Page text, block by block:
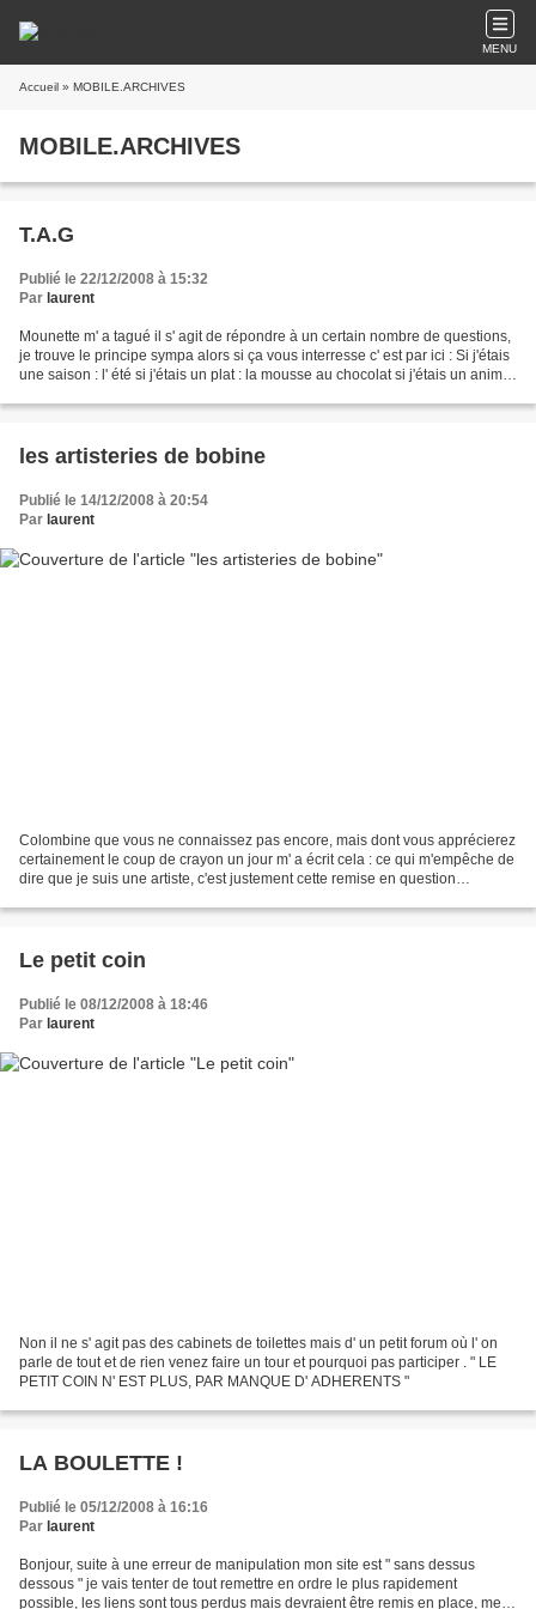
MENU
Accueil » MOBILE.ARCHIVES
MOBILE.ARCHIVES
T.A.G
Publié le 22/12/2008 à 15:32
Par laurent
Mounette m' a tagué il s' agit de répondre à un certain nombre de questions,
je trouve le principe sympa alors si ça vous interresse c' est par ici : Si j'étais
une saison : l' été si j'étais un plat : la mousse au chocolat si j'étais un animal
les artisteries de bobine
Publié le 14/12/2008 à 20:54
Par laurent
Colombine que vous ne connaissez pas encore, mais dont vous apprécierez
certainement le coup de crayon un jour m' a écrit cela : ce qui m'empêche de
dire que je suis une artiste, c'est justement cette remise en question
Le petit coin
Publié le 08/12/2008 à 18:46
Par laurent
Non il ne s' agit pas des cabinets de toilettes mais d' un petit forum où l' on
parle de tout et de rien venez faire un tour et pourquoi pas participer . " LE
PETIT COIN N' EST PLUS, PAR MANQUE D' ADHERENTS "
LA BOULETTE !
Publié le 05/12/2008 à 16:16
Par laurent
Bonjour, suite à une erreur de manipulation mon site est " sans dessus
dessous " je vais tenter de tout remettre en ordre le plus rapidement
possible, les liens sont tous perdus mais devraient être remis en place, merci